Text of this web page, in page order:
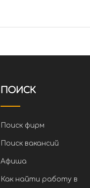
ПОИСК
Поиск фирм
Поиск вакансий
Афиша
Как найти работу в